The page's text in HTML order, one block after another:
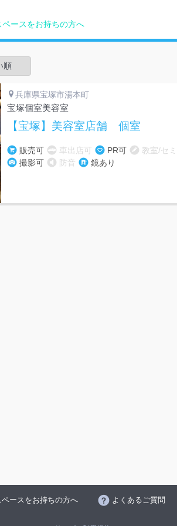
ペースをお持ちの方へ
兵庫県宝塚市湯本町
宝塚個室美容室
【宝塚】美容室店舗 個室
販売可 車出店可 PR可
教室/セ
撮影可
防音 鏡あり
ペースをお持ちの方へ よくあるご質問